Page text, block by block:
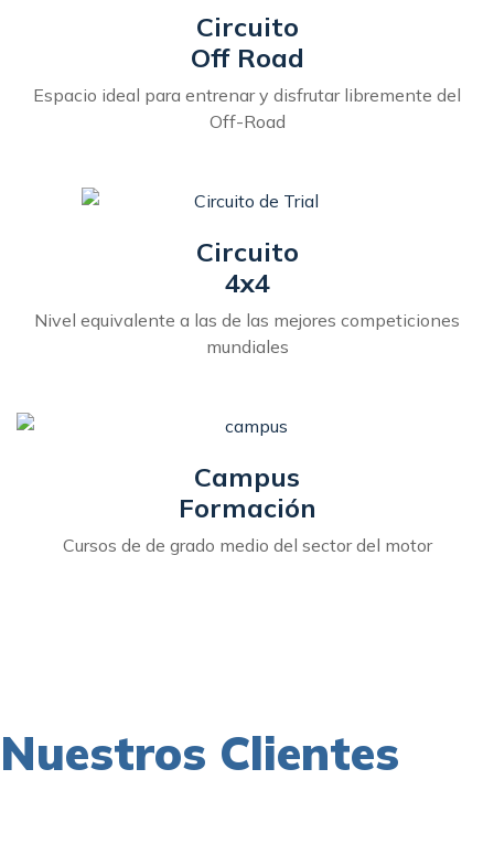
Circuito
Off Road
Espacio ideal para entrenar y disfrutar libremente del
Off-Road
Circuito
4x4
Nivel equivalente a las de las mejores competiciones
mundiales
Campus
Formación
Cursos de de grado medio del sector del motor
Nuestros Clientes